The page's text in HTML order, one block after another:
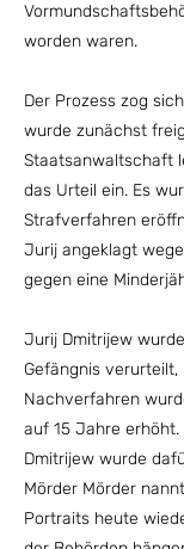
worden waren.
Der Prozess zog
wurde zunächst
Staatsanwaltschaft
das Urteil ein. Es
Strafverfahren
Jurij angeklagt
gegen eine
Jurij Dmitrijew
Gefängnis verurteilt,
Nachverfahren
auf 15 Jahre erhöht.
Dmitrijew wurde
Mörder Mörder
Portraits heute